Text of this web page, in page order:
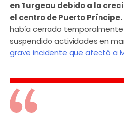
en Turgeau debido a la
el centro de Puerto Príncipe.
había cerrado temporalmente
suspendido actividades en
grave incidente que afectó a